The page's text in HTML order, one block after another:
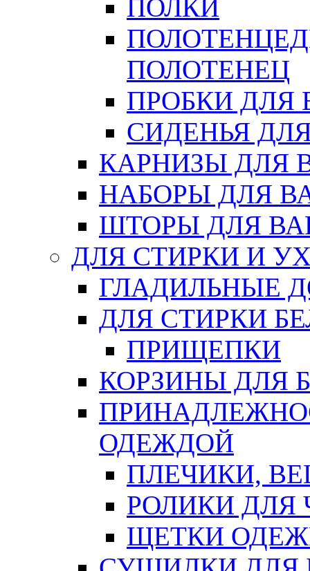
ПОЛКИ
ПОЛОТЕНЕЦ
ПРОБКИ ДЛЯ
СИДЕНЬЯ
КАРНИЗЫ ДЛЯ
НАБОРЫ ДЛЯ
ШТОРЫ ДЛЯ
ДЛЯ СТИРКИ И
ГЛАДИЛЬНЫЕ
ДЛЯ СТИРКИ
ПРИЩЕПКИ
КОРЗИНЫ ДЛЯ
ОДЕЖДОЙ
ПЛЕЧИКИ,
РОЛИКИ ДЛЯ
ЩЕТКИ